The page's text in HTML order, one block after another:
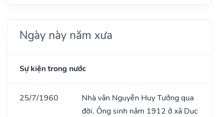
Ngày này năm xưa
Sự kiện trong nước
25/7/1960
Nhà vǎn Nguyễn Huy Tưởng qua
đời. Ông sinh nǎm 1912 ở xã Dục